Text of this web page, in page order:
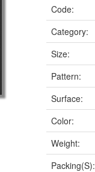
Code:
Category:
Size:
Pattern:
Surface:
Color:
Weight:
Packing(S):